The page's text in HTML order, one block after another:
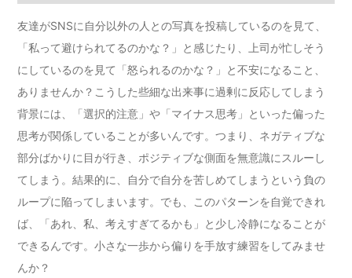
友達がSNSに自分以外の人との写真を投稿しているのを見て、
「私って避けられてるのかな？」と感じたり、上司が忙しそう
にしているのを見て「怒られるのかな？」と不安になること、
ありませんか？こうした些細な出来事に過剰に反応してしまう
背景には、「選択的注意」や「マイナス思考」といった偏った
思考が関係していることが多いんです。つまり、ネガティブな
部分ばかりに目が行き、ポジティブな側面を無意識にスルーし
てしまう。結果的に、自分で自分を苦しめてしまうという負の
ループに陥ってしまいます。でも、このパターンを自覚できれ
ば、「あれ、私、考えすぎてるかも」と少し冷静になることが
できるんです。小さな一歩から偏りを手放す練習をしてみませ
んか？